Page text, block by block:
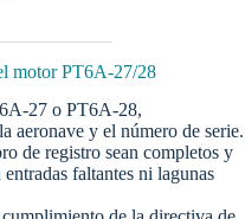
motor PT6A-27/28
27 o PT6A-28,
aeronave y el número de serie.
de registro sean completos y
faltantes ni lagunas